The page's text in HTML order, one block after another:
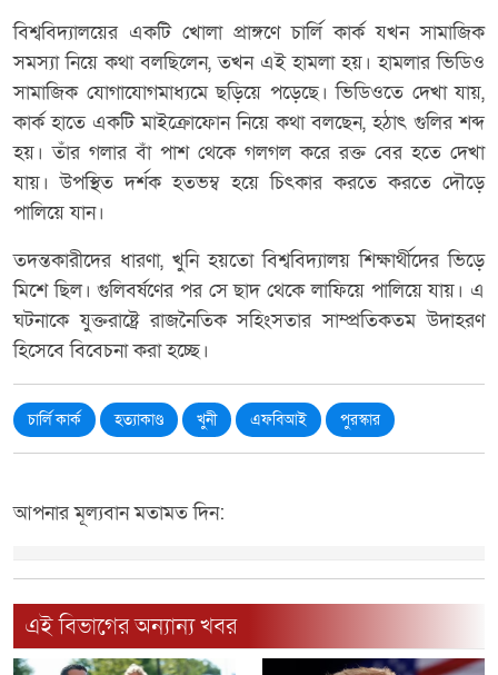
বিশ্ববিদ্যালয়ের একটি খোলা প্রাঙ্গণে চার্লি কার্ক যখন সামাজিক
সমস্যা নিয়ে কথা বলছিলেন, তখন এই হামলা হয়। হামলার ভিডিও
সামাজিক যোগাযোগমাধ্যমে ছড়িয়ে পড়েছে। ভিডিওতে দেখা যায়,
কার্ক হাতে একটি মাইক্রোফোন নিয়ে কথা বলছেন, হঠাৎ গুলির শব্দ
হয়। তাঁর গলার বাঁ পাশ থেকে গলগল করে রক্ত বের হতে দেখা
যায়। উপস্থিত দর্শক হতভম্ব হয়ে চিৎকার করতে করতে দৌড়ে
পালিয়ে যান।
তদন্তকারীদের ধারণা, খুনি হয়তো বিশ্ববিদ্যালয় শিক্ষার্থীদের ভিড়ে
মিশে ছিল। গুলিবর্ষণের পর সে ছাদ থেকে লাফিয়ে পালিয়ে যায়। এ
ঘটনাকে যুক্তরাষ্ট্রে রাজনৈতিক সহিংসতার সাম্প্রতিকতম উদাহরণ
হিসেবে বিবেচনা করা হচ্ছে।
চার্লি কার্ক হত্যাকাণ্ড খুনী এফবিআই পুরস্কার
আপনার মূল্যবান মতামত দিন:
এই বিভাগের অন্যান্য খবর